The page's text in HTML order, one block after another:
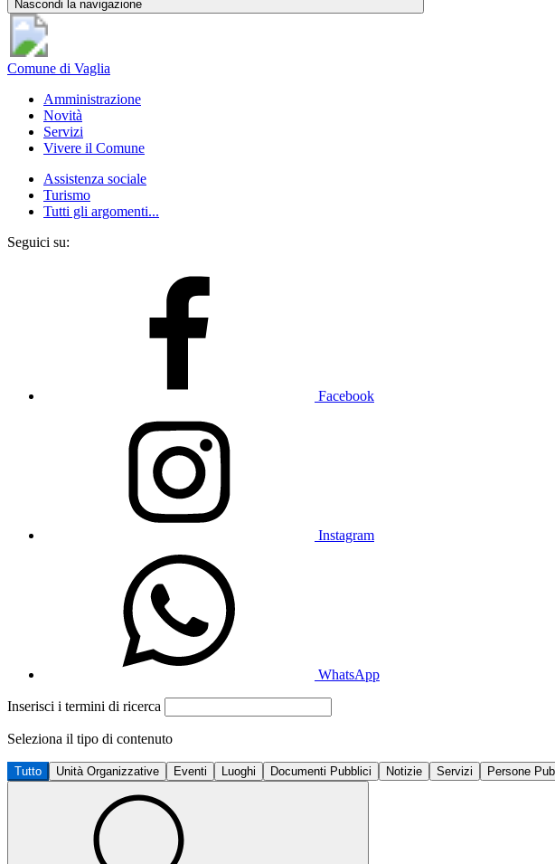
Nascondi la navigazione
Comune di Vaglia
Amministrazione
Novità
Servizi
Vivere il Comune
Assistenza sociale
Turismo
Tutti gli argomenti...
Seguici su:
Facebook
Instagram
WhatsApp
Inserisci i termini di ricerca
Seleziona il tipo di contenuto
Tutto Unità Organizzative Eventi Luoghi Documenti Pubblici Notizie Servizi Persone